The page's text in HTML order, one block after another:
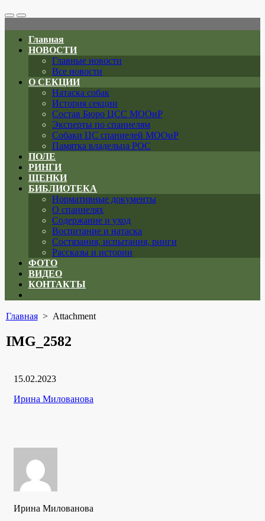
Search
Toggle
Меню
Главная
НОВОСТИ
Главные новости
Все новости
О СЕКЦИИ
Натаска собак
История секции
Состав Бюро ЦСС МООиР
Эксперты по спаниелям
Собаки ЦС спаниелей МООиР
Памятка владельца РОС
ПОЛЕ
РИНГИ
ЩЕНКИ
БИБЛИОТЕКА
Нормативные документы
О спаниелях
Содержание и уход
Воспитание и натаска
Состязания, испытания, ринги
Рассказы и истории
ФОТО
ВИДЕО
КОНТАКТЫ
menu
Главная> Attachment
IMG_2582
Дата
15.02.2023
Рубрики
Автор
Ирина Милованова
Ирина Милованова